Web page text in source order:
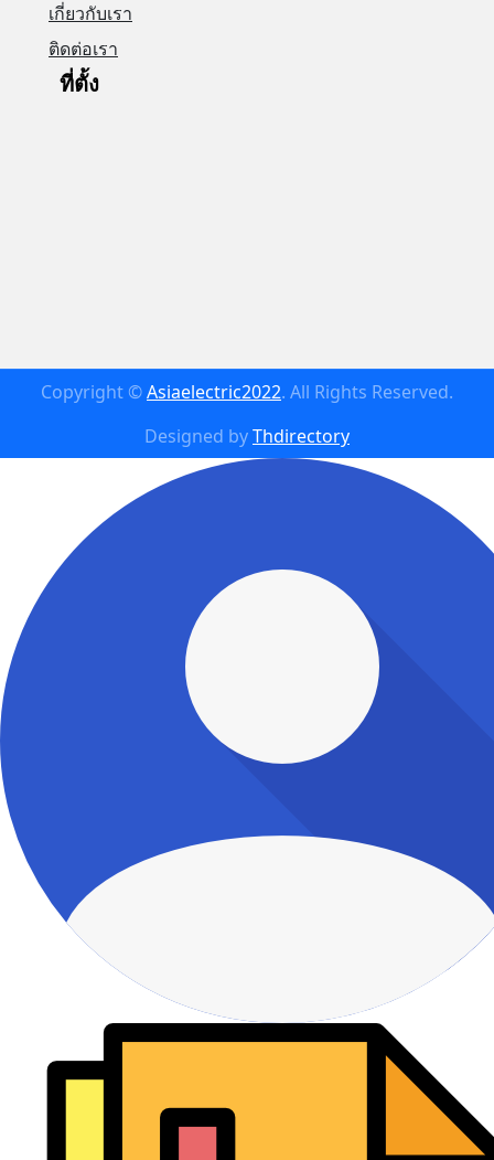
เกี่ยวกับเรา
ติดต่อเรา
ที่ตั้ง
Copyright ©Asiaelectric2022. All Rights Reserved.
Designed byThdirectory